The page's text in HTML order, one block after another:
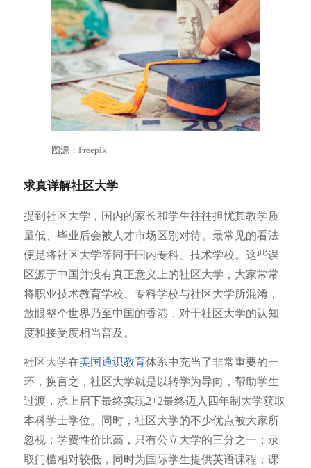
图源：Freepik
求真详解社区大学
提到社区大学，国内的家长和学生往往担忧其教学质
量低、毕业后会被人才市场区别对待。最常见的看法
便是将社区大学等同于国内专科、技术学校。这些误
区源于中国并没有真正意义上的社区大学，大家常常
将职业技术教育学校、专科学校与社区大学所混淆，
放眼整个世界乃至中国的香港，对于社区大学的认知
度和接受度相当普及。
社区大学在美国通识教育体系中充当了非常重要的一
环，换言之，社区大学就是以转学为导向，帮助学生
过渡，承上启下最终实现2+2最终迈入四年制大学获取
本科学士学位。同时，社区大学的不少优点被大家所
忽视：学费性价比高，只有公立大学的三分之一；录
取门槛相对较低，同时为国际学生提供英语课程；课